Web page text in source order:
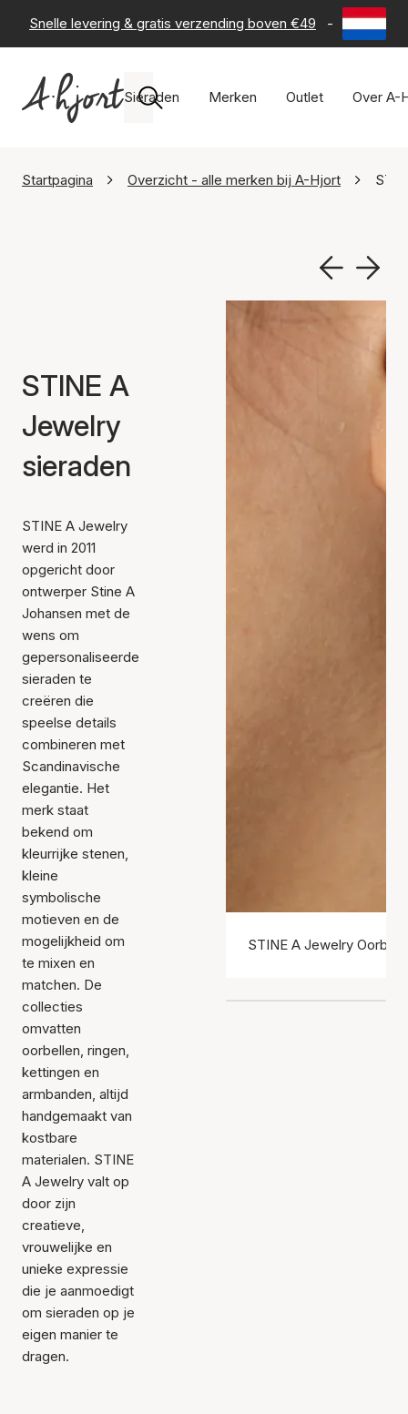
Snelle levering & gratis verzending boven €49 - 60 dagen
Sieraden Merken Outlet Over A-
Startpagina Overzicht - alle merken bij A-Hjort
STINE A
Jewelry
sieraden
STINE A Jewelry
werd in 2011
opgericht door
ontwerper Stine A
Johansen met de
wens om
gepersonaliseerde
sieraden te
creëren die
speelse details
combineren met
Scandinavische
elegantie. Het
merk staat
bekend om
kleurrijke stenen,
kleine
symbolische
motieven en de
mogelijkheid om
te mixen en
matchen. De
collecties
omvatten
oorbellen, ringen,
kettingen en
armbanden, altijd
handgemaakt van
kostbare
materialen. STINE
A Jewelry valt op
door zijn
creatieve,
vrouwelijke en
unieke expressie
die je aanmoedigt
om sieraden op je
eigen manier te
dragen.
STINE A Jewelry